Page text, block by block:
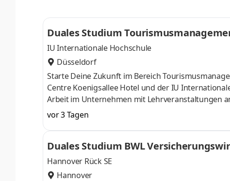
Duales Studium
tel
IU Internationale Hochschule
Düsseldorf
Starte Deine Zukunft im Bereich
Centre Koenigsallee Hotel und der IU
Arbeit im Unternehmen mit Lehrveranstaltungen
unterstützen Dich dabei, Dein Wissen gezielt zu
Hauptsächlich kommen unsere Gäste aus den
Herzlichkeit und Leidenschaft Gastgeber:innen
Städteaufenthalt – stilvolle, farb
vor 3 Tagen
Duales Studium BWL
Hannover Rück SE
Hannover